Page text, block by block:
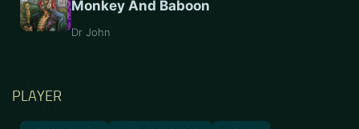
Monkey And Baboon
Dr John
PLAYER